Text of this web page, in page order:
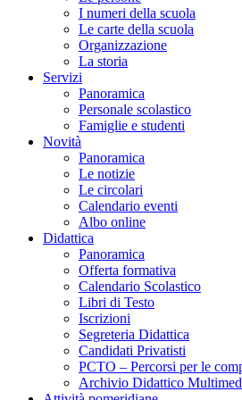
I numeri della scuola
Le carte della scuola
Organizzazione
La storia
Servizi
Panoramica
Personale scolastico
Famiglie e studenti
Novità
Panoramica
Le notizie
Le circolari
Calendario eventi
Albo online
Didattica
Panoramica
Offerta formativa
Calendario Scolastico
Libri di Testo
Iscrizioni
Segreteria Didattica
Candidati Privatisti
PCTO – Percorsi per le
Archivio Didattico